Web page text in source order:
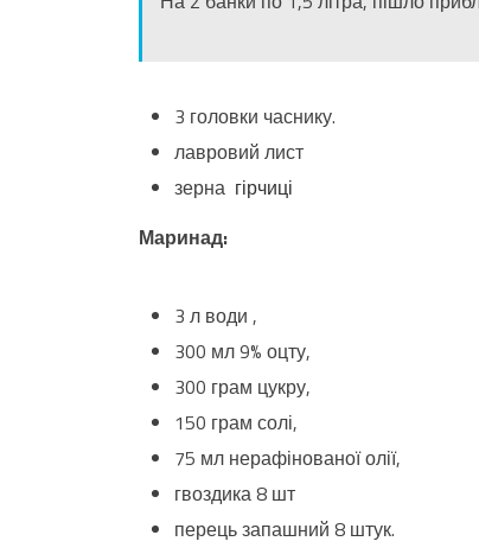
3 головки часнику.
лавровий лист
зерна гірчиці
Маринад:
3 л води ,
300 мл 9% оцту,
300 грам цукру,
150 грам солі,
75 мл нерафінованої олії,
гвоздика 8 шт
перець запашний 8 штук.